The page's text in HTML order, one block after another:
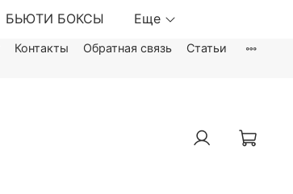
БЬЮТИ БОКСЫ Еще
Контакты Обратная связь Статьи